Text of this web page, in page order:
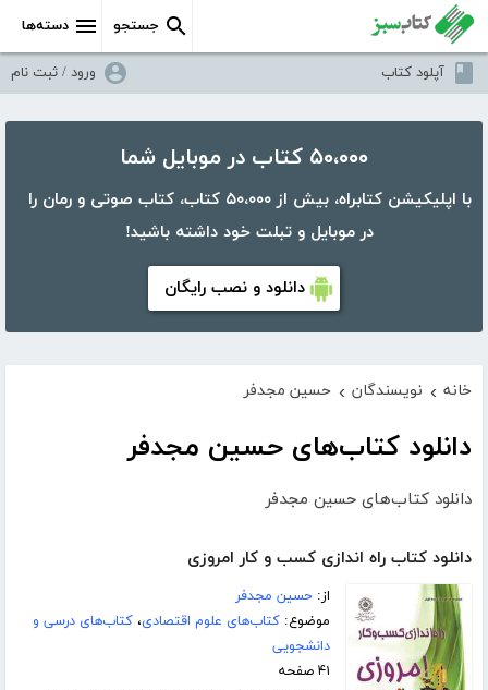
دسته‌ها جستجو
آپلود کتاب ورود / ثبت نام
۵۰،۰۰۰ کتاب در موبایل شما
با اپلیکیشن کتابراه، بیش از ۵۰،۰۰۰ کتاب، کتاب صوتی و رمان را
در موبایل و تبلت خود داشته باشید!
دانلود و نصب رایگان
خانه › نویسندگان › حسین مجدفر
دانلود کتاب‌های حسین مجدفر
دانلود کتاب‌های حسین مجدفر
دانلود کتاب راه اندازی کسب و کار امروزی
از:حسین مجدفر
موضوع:کتاب‌های علوم اقتصادی،کتاب‌های درسی و
دانشجویی
۴۱ صفحه